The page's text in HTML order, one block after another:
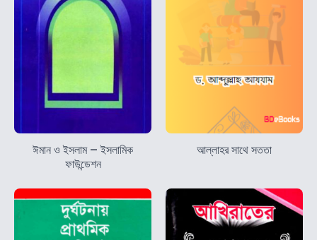
ঈমান ও ইসলাম – ইসলামিক
ফাউন্ডেশন
আল্লাহর সাথে সততা